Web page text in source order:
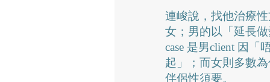
連峻說，找他治療
女；男的以「延長
case 是男client 因「
起」；而女則多數
伴侶性須要。